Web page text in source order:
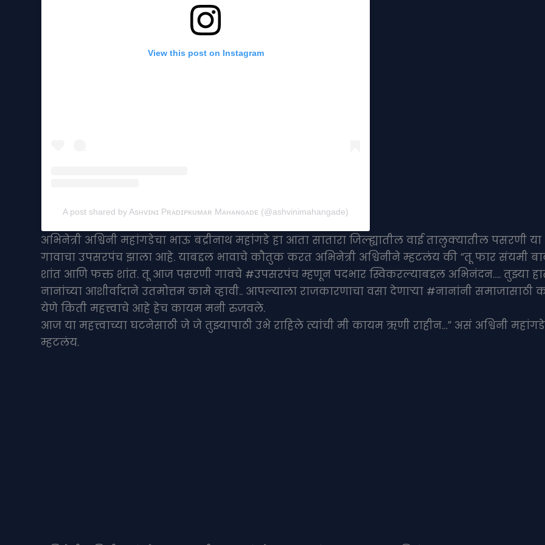
View this post on Instagram
A post shared by Asʜvɪɴɪ Pʀᴀᴅɪᴘᴋᴜᴍᴀʀ Mᴀʜᴀɴɢᴀᴅᴇ (@ashvinimahangade)
अभिनेत्री अश्विनी महांगडेचा भाऊ बद्रीनाथ महांगडे हा आता सातारा जिल्ह्यातील वाई तालुक्यातील पसरणी या
गावाचा उपसरपंच झाला आहे. याबद्दल भावाचे कौतुक करत अभिनेत्री अश्विनीने म्हटलंय की “तू फार संयमी
शांत आणि फक्त शांत. तू आज पसरणी गावचे #उपसरपंच म्हणून पदभार स्विकरल्याबद्दल अभिनंदन…. तुझ्या
नानांच्या आशीर्वादाने उतमोत्तम कामे व्हावी.. आपल्याला राजकारणाचा वसा देणाऱ्या #नानांनी समाजासाठी
येणे किती महत्त्वाचे आहे हेच कायम मनी रुजवले.
आज या महत्त्वाच्या घटनेसाठी जे जे तुझ्यापाठी उभे राहिले त्यांची मी कायम ऋणी राहीन…” असं अश्विनी
म्हटलंय.